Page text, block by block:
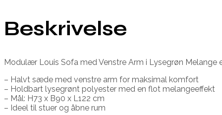
Beskrivelse
Modulær Louis Sofa med Venstre Arm i Lysegrøn
– Halvt sæde med venstre arm for maksimal komfort
– Holdbart lysegrønt polyester med en flot melangeeffekt
– Mål: H73 x B90 x L122 cm
– Ideel til stuer og åbne rum